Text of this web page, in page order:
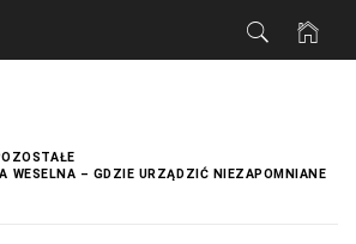
WESELNA – GDZIE URZĄDZIĆ NIEZAPOMNIANE